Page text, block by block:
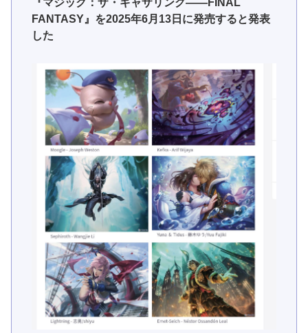
FANTASY』を2025年6月13日に発売すると発表
した